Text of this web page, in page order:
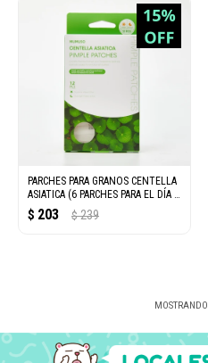
PARCHES PARA GRANOS CENTELLA
ASIATICA (6 PARCHES PARA EL DÍA +
6 PARCHES PARA LA
$ 203 $ 239
MOSTRANDO